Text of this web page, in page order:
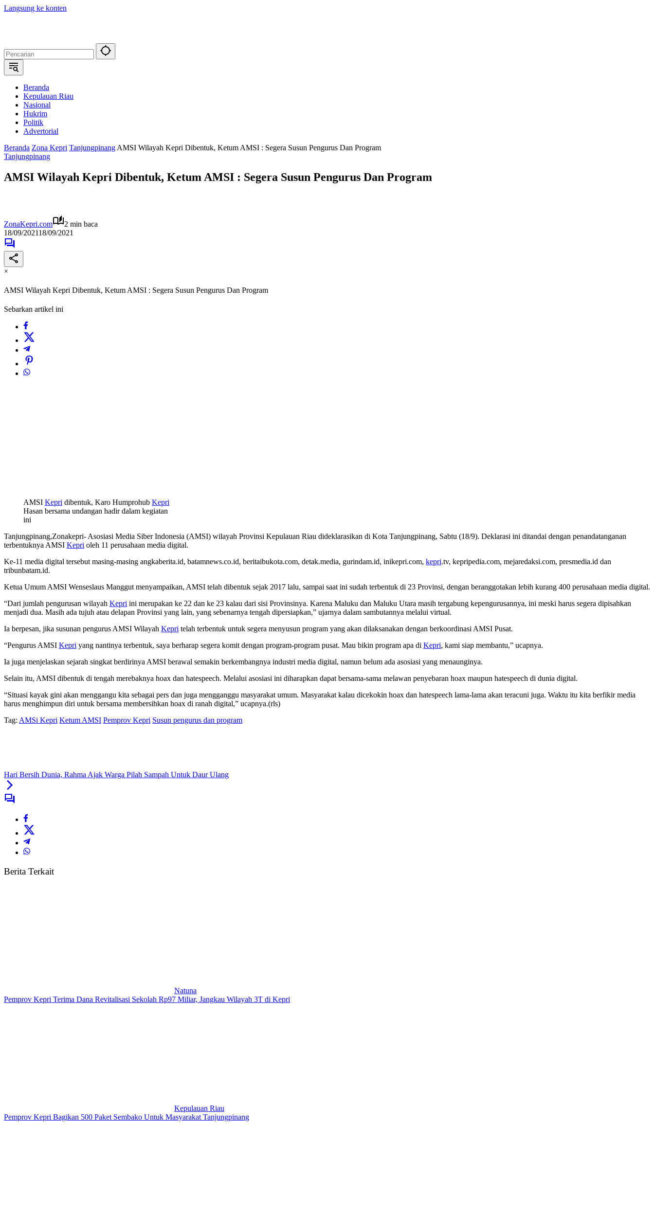
Langsung ke konten
Beranda
Kepulauan Riau
Nasional
Hukrim
Politik
Advertorial
Beranda Zona Kepri Tanjungpinang AMSI Wilayah Kepri Dibentuk, Ketum AMSI : Segera Susun Pengurus Dan Program
Tanjungpinang
AMSI Wilayah Kepri Dibentuk, Ketum AMSI : Segera Susun Pengurus Dan Program
ZonaKepri.com
2 min baca
18/09/202118/09/2021
×
AMSI Wilayah Kepri Dibentuk, Ketum AMSI : Segera Susun Pengurus Dan Program
Sebarkan artikel ini
AMSI Kepri dibentuk, Karo Humprohub Kepri
Hasan bersama undangan hadir dalam kegiatan
ini
Tanjungpinang,Zonakepri- Asosiasi Media Siber Indonesia (AMSI) wilayah Provinsi Kepulauan Riau dideklarasikan di Kota Tanjungpinang, Sabtu (18/9). Deklarasi ini ditandai dengan penandatanganan
terbentuknya AMSI Kepri oleh 11 perusahaan media digital.
Ke-11 media digital tersebut masing-masing angkaberita.id, batamnews.co.id, beritaibukota.com, detak.media, gurindam.id, inikepri.com, kepri.tv, kepripedia.com, mejaredaksi.com, presmedia.id dan
tribunbatam.id.
Ketua Umum AMSI Wenseslaus Manggut menyampaikan, AMSI telah dibentuk sejak 2017 lalu, sampai saat ini sudah terbentuk di 23 Provinsi, dengan beranggotakan lebih kurang 400 perusahaan media digital.
“Dari jumlah pengurusan wilayah Kepri ini merupakan ke 22 dan ke 23 kalau dari sisi Provinsinya. Karena Maluku dan Maluku Utara masih tergabung kepengurusannya, ini meski harus segera dipisahkan
menjadi dua. Masih ada tujuh atau delapan Provinsi yang lain, yang sebenarnya tengah dipersiapkan,” ujarnya dalam sambutannya melalui virtual.
Ia berpesan, jika susunan pengurus AMSI Wilayah Kepri telah terbentuk untuk segera menyusun program yang akan dilaksanakan dengan berkoordinasi AMSI Pusat.
“Pengurus AMSI Kepri yang nantinya terbentuk, saya berharap segera komit dengan program-program pusat. Mau bikin program apa di Kepri, kami siap membantu,” ucapnya.
Ia juga menjelaskan sejarah singkat berdirinya AMSI berawal semakin berkembangnya industri media digital, namun belum ada asosiasi yang menaunginya.
Selain itu, AMSI dibentuk di tengah merebaknya hoax dan hatespeech. Melalui asosiasi ini diharapkan dapat bersama-sama melawan penyebaran hoax maupun hatespeech di dunia digital.
“Situasi kayak gini akan menggangu kita sebagai pers dan juga mengganggu masyarakat umum. Masyarakat kalau dicekokin hoax dan hatespeech lama-lama akan teracuni juga. Waktu itu kita berfikir media
harus menghimpun diri untuk bersama membersihkan hoax di ranah digital,” ucapnya.(rls)
Tag: AMSi Kepri Ketum AMSI Pemprov Kepri Susun pengurus dan program
Hari Bersih Dunia, Rahma Ajak Warga Pilah Sampah Untuk Daur Ulang
Berita Terkait
Natuna
Pemprov Kepri Terima Dana Revitalisasi Sekolah Rp97 Miliar, Jangkau Wilayah 3T di Kepri
Kepulauan Riau
Pemprov Kepri Bagikan 500 Paket Sembako Untuk Masyarakat Tanjungpinang